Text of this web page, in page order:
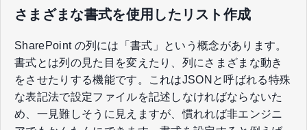
さまざまな書式を使用したリスト作成
SharePoint の列には「書式」という概念があります。
書式とは列の見た目を変えたり、列にさまざまな動き
をさせたりする機能です。これはJSONと呼ばれる特殊
な表記法で設定ファイルを記述しなければならないた
め、一見難しそうに見えますが、慣れれば非エンジニ